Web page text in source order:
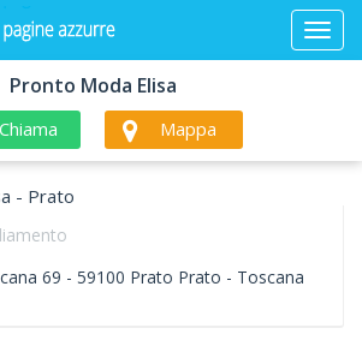
Pronto Moda Elisa
Chiama Mappa
- Prato
69 - 59100 Prato Prato - Toscana